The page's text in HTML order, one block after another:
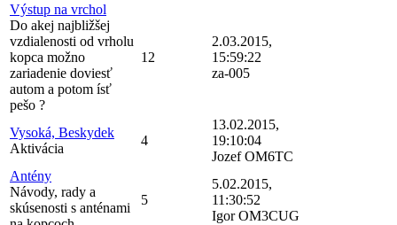
Výstup na vrchol
Do akej najbližšej
vzdialenosti od vrholu
kopca možno
zariadenie doviesť
autom a potom ísť
pešo ?
12
2.03.2015,
15:59:22
za-005
Vysoká, Beskydek
Aktivácia
4
13.02.2015,
19:10:04
Jozef OM6TC
Antény
Návody, rady a
skúsenosti s anténami
5
5.02.2015,
11:30:52
Igor OM3CUG